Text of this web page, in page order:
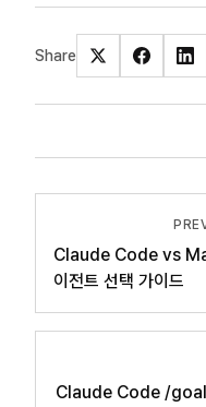
Share
Claude Code vs
이전트 선택 가이드
Claude Code /